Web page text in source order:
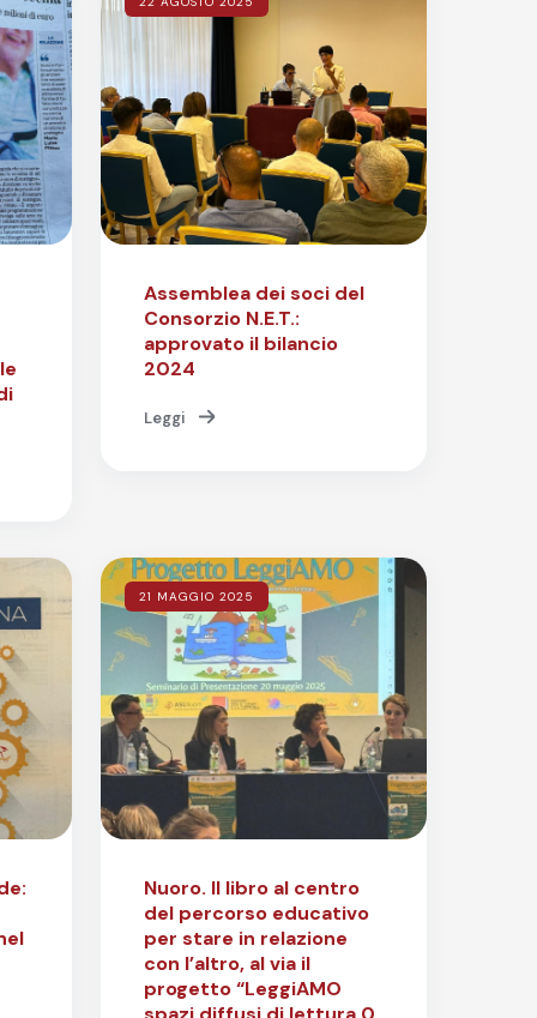
Assemblea dei soci del
Consorzio N.E.T.:
approvato il bilancio
2024
Leggi
21 MAGGIO 2025
Nuoro. Il libro al centro
del percorso educativo
per stare in relazione
con l’altro, al via il
progetto “LeggiAMO